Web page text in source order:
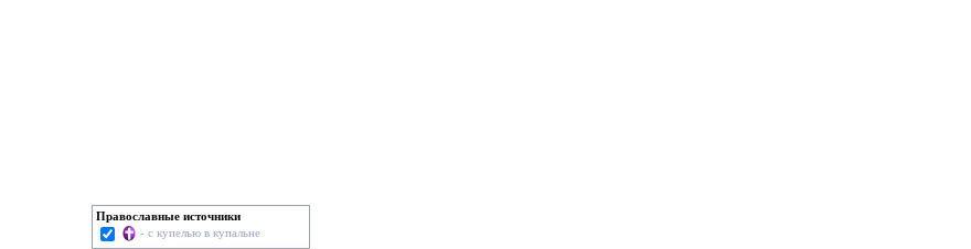
Православные источники
- с купелью в купальне